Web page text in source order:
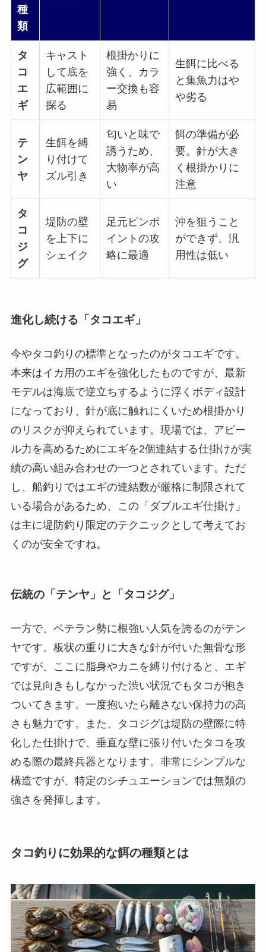
種
類
タ
コ
エ
ギ
キャスト
して底を
広範囲に
探る
根掛かりに
強く、カラ
ー交換も容
易
生餌に比べる
と集魚力はや
や劣る
テ
ン
ヤ
生餌を縛
り付けて
ズル引き
匂いと味で
誘うため、
大物率が高
い
餌の準備が必
要。針が大き
く根掛かりに
注意
タ
コ
ジ
グ
堤防の壁
を上下に
シェイク
足元ピンポ
イントの攻
略に最適
沖を狙うこと
ができず、汎
用性は低い
進化し続ける「タコエギ」
今やタコ釣りの標準となったのがタコエギです。
本来はイカ用のエギを強化したものですが、最新
モデルは海底で逆立ちするように浮くボディ設計
になっており、針が底に触れにくいため根掛かり
のリスクが抑えられています。現場では、アピー
ル力を高めるためにエギを2個連結する仕掛けが実
績の高い組み合わせの一つとされています。ただ
し、船釣りではエギの連結数が厳格に制限されて
いる場合があるため、この「ダブルエギ仕掛け」
は主に堤防釣り限定のテクニックとして考えてお
くのが安全ですね。
伝統の「テンヤ」と「タコジグ」
一方で、ベテラン勢に根強い人気を誇るのがテン
ヤです。板状の重りに大きな針が付いた無骨な形
ですが、ここに脂身やカニを縛り付けると、エギ
では見向きもしなかった渋い状況でもタコが抱き
ついてきます。一度抱いたら離さない保持力の高
さも魅力です。また、タコジグは堤防の壁際に特
化した仕掛けで、垂直な壁に張り付いたタコを攻
める際の最終兵器となります。非常にシンプルな
構造ですが、特定のシチュエーションでは無類の
強さを発揮します。
タコ釣りに効果的な餌の種類とは